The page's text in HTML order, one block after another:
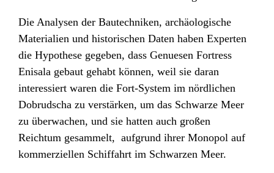
Die Analysen der Bautechniken, archäologische
Materialien und historischen Daten haben Experten
die Hypothese gegeben, dass Genuesen Fortress
Enisala gebaut gehabt können, weil sie daran
interessiert waren die Fort-System im nördlichen
Dobrudscha zu verstärken, um das Schwarze Meer
zu überwachen, und sie hatten auch großen
Reichtum gesammelt, aufgrund ihrer Monopol auf
kommerziellen Schiffahrt im Schwarzen Meer.